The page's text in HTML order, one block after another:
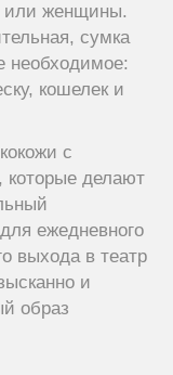
или женщины.
сумка
необходимое:
кошелек и
с
делают
ежедневного
выхода в театр
и
образ